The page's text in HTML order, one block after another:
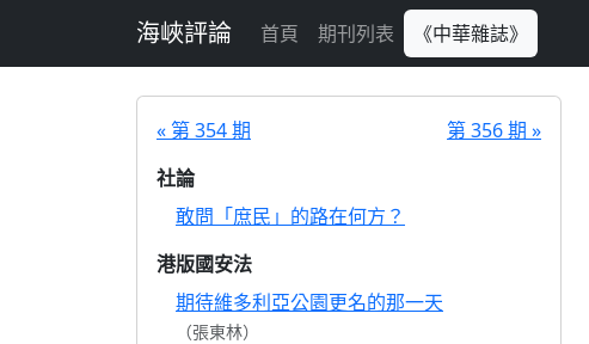
海峽評論 首頁 期刊列表 《中華雜誌》
« 第 354 期
第 356 期 »
社論
敢問「庶民」的路在何方？
港版國安法
期待維多利亞公園更名的那一天
（張東林）